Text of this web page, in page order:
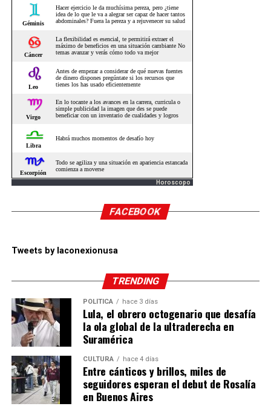
Horoscopo
FACEBOOK
Tweets by laconexionusa
TRENDING
POLÍTICA hace 3 días
Lula, el obrero octogenario que desafía
la ola global de la ultraderecha en
Suramérica
CULTURA hace 4 días
Entre cánticos y brillos, miles de
seguidores esperan el debut de Rosalía
en Buenos Aires